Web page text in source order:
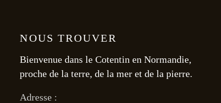
NOUS TROUVER
Bienvenue dans le Cotentin en Normandie,
proche de la terre, de la mer et de la pierre.
Adresse :